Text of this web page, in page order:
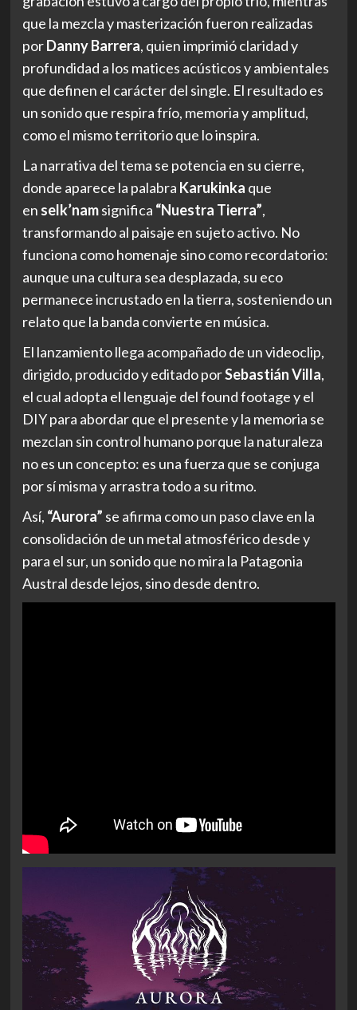
que la mezcla y masterización fueron realizadas
porDanny Barrera, quien imprimió claridad y
profundidad a los matices acústicos y ambientales
que definen el carácter del single. El resultado es
un sonido que respira frío, memoria y amplitud,
como el mismo territorio que lo inspira.
La narrativa del tema se potencia en su cierre,
donde aparece la palabra Karukinka que
en selk’namsignifica “Nuestra Tierra”,
transformando al paisaje en sujeto activo. No
funciona como homenaje sino como recordatorio:
aunque una cultura sea desplazada, su eco
permanece incrustado en la tierra, sosteniendo un
relato que la banda convierte en música.
El lanzamiento llega acompañado de un videoclip,
dirigido, producido y editado porSebastián Villa,
el cual adopta el lenguaje del found footage y el
DIY para abordar que el presente y la memoria se
mezclan sin control humano porque la naturaleza
no es un concepto: es una fuerza que se conjuga
por sí misma y arrastra todo a su ritmo.
Así, “Aurora” se afirma como un paso clave en la
consolidación de un metal atmosférico desde y
para el sur, un sonido que no mira la Patagonia
Austral desde lejos, sino desde dentro.